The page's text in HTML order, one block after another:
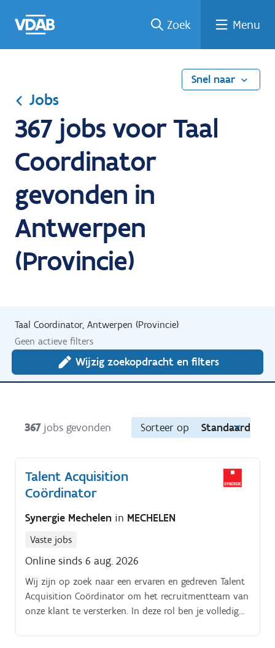
naar
een
een
job
naar
Zoek Menu
Snel naar
Jobs
367 jobs voor Taal
Coordinator
gevonden in
Antwerpen
(Provincie)
Taal Coordinator, Antwerpen (Provincie)
Geen actieve filters
Wijzig zoekopdracht en filters
367 jobs gevonden Sorteer op Standaard
Talent Acquisition
Coördinator
Synergie Mechelen in MECHELEN
Vaste jobs
Online sinds 6 aug. 2026
Wij zijn op zoek naar een ervaren en gedreven Talent
Acquisition Coördinator om het recruitmentteam van
onze klant te versterken. In deze rol ben je volledig
recruitmentprocessen voor sales- en corporatefuncties